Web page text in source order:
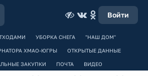
Войти
УБОРКА СНЕГА "НАШ ДОМ"
ХМАО-ЮГРЫ ОТКРЫТЫЕ ДАННЫЕ
ЗАКУПКИ ПОЧТА ВИДЕО